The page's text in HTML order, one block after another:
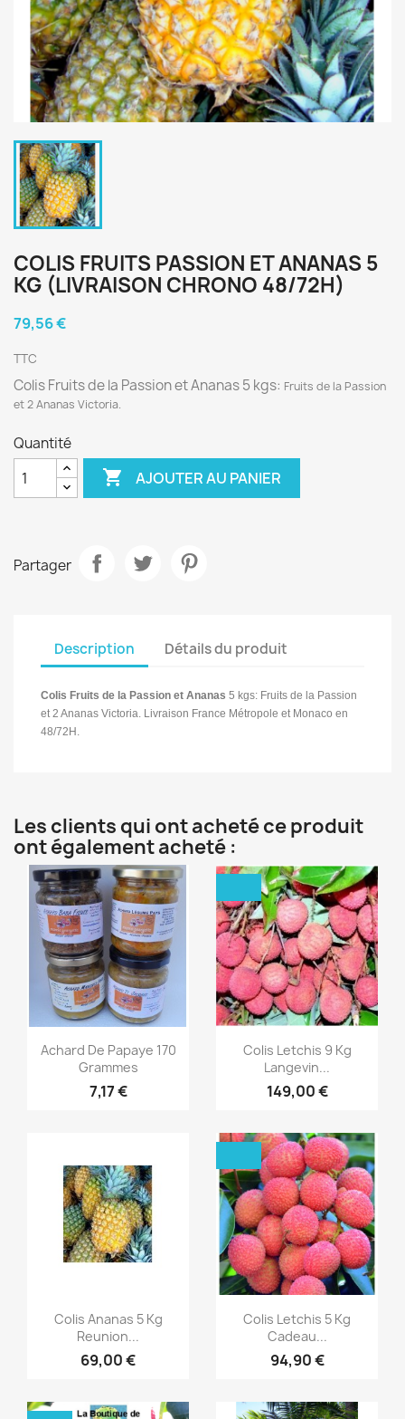
COLIS FRUITS PASSION ET ANANAS 5
KG (LIVRAISON CHRONO 48/72H)
79,56 €
TTC
Colis Fruits de la Passion et Ananas 5 kgs: Fruits de la Passion
et 2 Ananas Victoria.
Quantité
 AJOUTER AU PANIER
Partager
Description Détails du produit
Colis Fruits de la Passion et Ananas 5 kgs: Fruits de la Passion
et 2 Ananas Victoria. Livraison France Métropole et Monaco en
48/72H.
Les clients qui ont acheté ce produit
ont également acheté :
Aperçu rapide
Achard De Papaye 170
Grammes
7,17 €
Aperçu rapide
Colis Letchis 9 Kg
Langevin...
149,00 €
Aperçu rapide
Colis Ananas 5 Kg
Reunion...
69,00 €
Aperçu rapide
Colis Letchis 5 Kg
Cadeau...
94,90 €